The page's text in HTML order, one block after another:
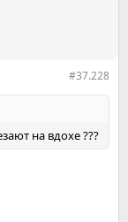
#37.228
на вдохе ???